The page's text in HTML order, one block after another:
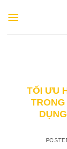
TỐI ƯU